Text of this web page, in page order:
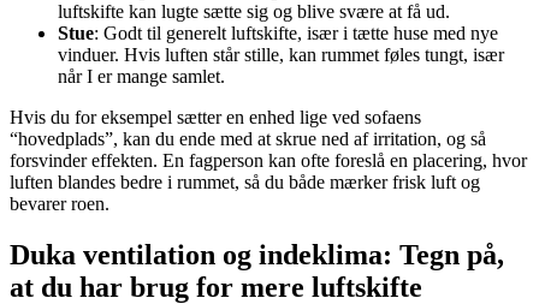
luftskifte kan lugte sætte sig og blive svære at få ud.
Stue: Godt til generelt luftskifte, især i tætte huse med nye
vinduer. Hvis luften står stille, kan rummet føles tungt, især
når I er mange samlet.
Hvis du for eksempel sætter en enhed lige ved sofaens
“hovedplads”, kan du ende med at skrue ned af irritation, og så
forsvinder effekten. En fagperson kan ofte foreslå en placering, hvor
luften blandes bedre i rummet, så du både mærker frisk luft og
bevarer roen.
Duka ventilation og indeklima: Tegn på,
at du har brug for mere luftskifte